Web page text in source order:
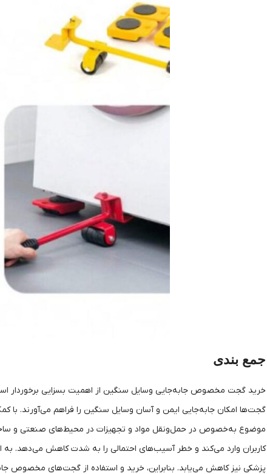
جمع بندی
خرید گجت مخصوص جابه‌جایی وسایل سنگین از اهمیت بسزایی برخوردار
گجت‌ها امکان جابه‌جایی ایمن و آسان وسایل سنگین را فراهم می‌آورند. با
موضوع به‌خصوص در حمل‌ونقل مواد و تجهیزات در محیط‌های صنعتی و
کاربران وارد می‌کند و خطر آسیب‌های احتمالی را به شدت کاهش می‌دهد. به
پزشکی نیز کاهش می‌یابد. بنابراین، خرید و استفاده از گجت‌های مخصوص